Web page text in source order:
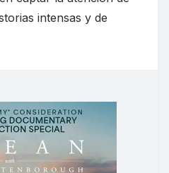
intensas y de